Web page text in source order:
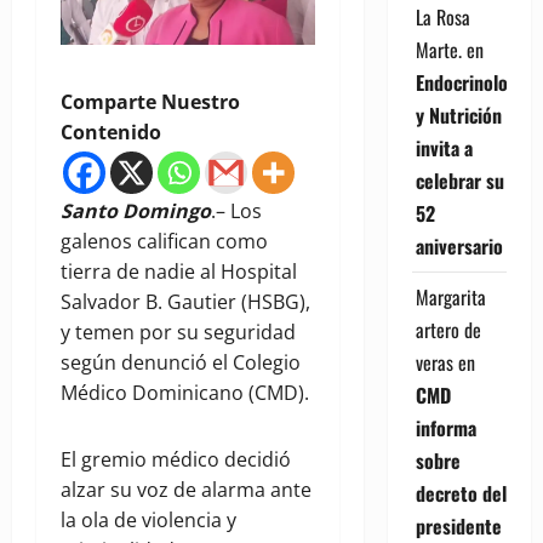
Comparte Nuestro
Contenido
Santo Domingo.– Los
galenos califican como
tierra de nadie al Hospital
Salvador B. Gautier (HSBG),
y temen por su seguridad
según denunció el Colegio
Médico Dominicano (CMD).
El gremio médico decidió
alzar su voz de alarma ante
la ola de violencia y
La Rosa
Marte.en
Endocrinología
y Nutrición
invita a
celebrar su
52
aniversario
Margarita
artero de
verasen
CMD
informa
sobre
decreto del
presidente